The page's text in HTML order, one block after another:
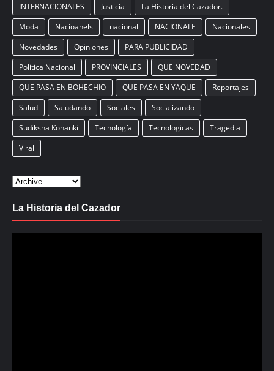
INTERNACIONALES
Justicia
La Historia del Cazador.
Moda
Nacioanels nacional NACIONALE
Nacionales
Novedades
Opiniones
PARA PUBLICIDAD
Politica Nacional
PROVINCIALES
QUE NOVEDAD
QUE PASA EN BOHECHIO
QUE PASA EN YAQUE
Reportajes
Salud
Saludando Sociales
Socializando
Sudiksha Konanki
Tecnología Tecnologicas
Tragedia
Viral
La Historia del Cazador